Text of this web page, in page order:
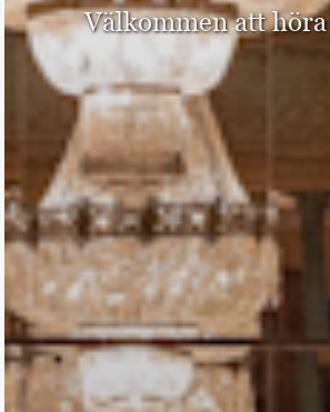
Välkommen att